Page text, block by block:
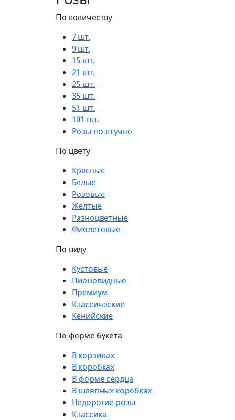
По количеству
7 шт.
9 шт.
15 шт.
21 шт.
25 шт.
35 шт.
51 шт.
101 шт.
Розы поштучно
По цвету
Красные
Белые
Розовые
Желтые
Разноцветные
Фиолетовые
По виду
Кустовые
Пионовидные
Премиум
Классические
Кенийские
По форме букета
В корзинах
В коробках
В форме сердца
В шляпных коробках
Недорогие розы
Классика